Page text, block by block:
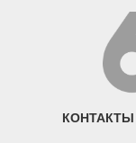
КОНТАКТЫ